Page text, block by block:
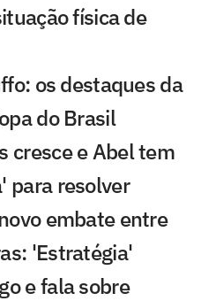
física de
os destaques da
do Brasil
cresce e Abel tem
para resolver
embate entre
'Estratégia'
e fala sobre